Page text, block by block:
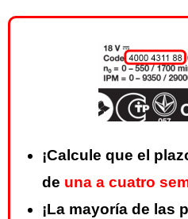
¡Calcule que el
de una a cuatro
¡La mayoría de las